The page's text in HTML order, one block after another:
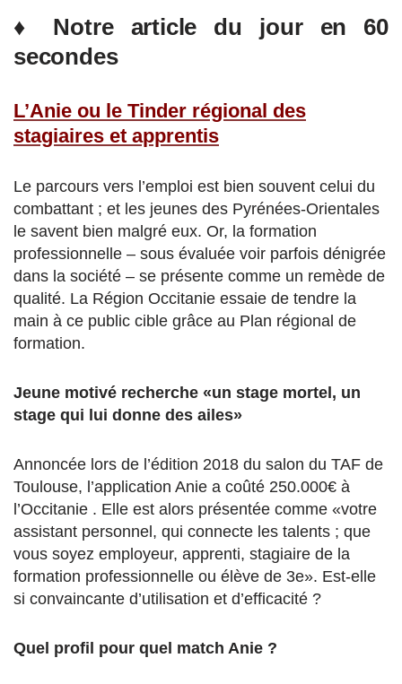
♦ Notre article du jour en 60
secondes
L’Anie ou le Tinder régional des
stagiaires et apprentis
Le parcours vers l’emploi est bien souvent celui du
combattant ; et les jeunes des Pyrénées-Orientales
le savent bien malgré eux. Or, la formation
professionnelle – sous évaluée voir parfois dénigrée
dans la société – se présente comme un remède de
qualité. La Région Occitanie essaie de tendre la
main à ce public cible grâce au Plan régional de
formation.
Jeune motivé recherche «un stage mortel, un
stage qui lui donne des ailes»
Annoncée lors de l’édition 2018 du salon du TAF de
Toulouse, l’application Anie a coûté 250.000€ à
l’Occitanie . Elle est alors présentée comme «votre
assistant personnel, qui connecte les talents ; que
vous soyez employeur, apprenti, stagiaire de la
formation professionnelle ou élève de 3e». Est-elle
si convaincante d’utilisation et d’efficacité ?
Quel profil pour quel match Anie ?